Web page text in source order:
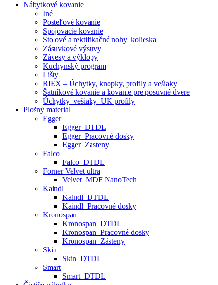
Nábytkové kovanie
Iné
Posteľové kovanie
Spojovacie kovanie
Stolové a rektifikačné nohy_kolieska
Zásuvkové výsuvy
Závesy a výklopy
Kuchynský program
Lišty
RIEX – Úchytky, knopky, profily a vešiaky
Šatníkové kovanie a kovanie pre posuvné dvere
Úchytky_vešiaky_UK profily
Plošný materiál
Egger
Egger_DTDL
Egger_Pracovné dosky
Egger_Zásteny
Falco
Falco_DTDL
Forner Velvet ultra
Velvet_MDF NanoTech
Kaindl
Kaindl_DTDL
Kaindl_Pracovné dosky
Kronospan
Kronospan_DTDL
Kronospan_Pracovné dosky
Kronospan_Zásteny
Skin
Skin_DTDL
Smart
Smart_DTDL